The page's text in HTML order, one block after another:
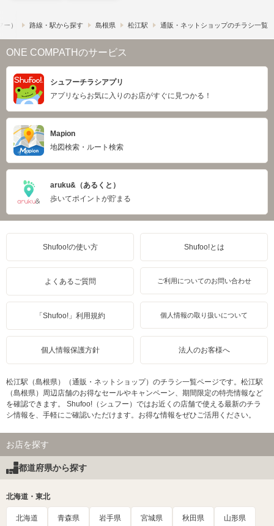
） 路線・駅から探す 島根県 松江駅 通販・ネットショップのチラシ一覧
ONE COMPATHのサービス
シュフーチラシアプリ
アプリならお気に入りのお店がすぐに見つかる！
Mapion
地図検索・ルート検索
aruku&（あるくと）
歩いてポイントが貯まる
Shufoo!の使い方 Shufoo!とは
よくあるご質問 ご利用についてのお問い合わせ
「Shufoo!」利用規約 個人情報の取り扱いについて
個人情報保護方針 法人のお客様へ
松江駅（島根県）（通販・ネットショップ）のチラシ一覧ページです。松江駅
（島根県）周辺店舗のお得なセールやキャンペーン、期間限定の特売情報など
を確認できます。 Shufoo!（シュフー）ではお近くの店舗で使える最新のチラ
シ情報を、手軽にご確認いただけます。お得な情報をぜひご活用ください。
お店を探す
都道府県から探す
北海道・東北
北海道 青森県 岩手県 宮城県 秋田県 山形県